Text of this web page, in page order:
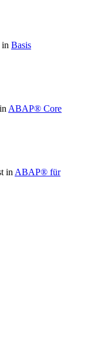
in Basis
ABAP® Core
inABAP® für